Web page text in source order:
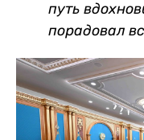
путь
порадовал